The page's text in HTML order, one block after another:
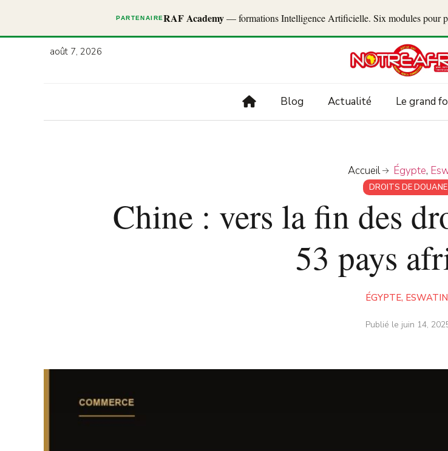
PARTENAIRERAF Academy— formations Intelligence Artificielle. Six modules pour
août 7, 2026
Blog Actualité Le grand
Accueil Égypte,
DROITS DE DOUANE
Chine : vers la fin des
53 pays
ÉGYPTE,
Publié le juin 14,